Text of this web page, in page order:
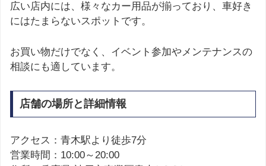
広い店内には、様々なカー用品が揃っており、車好き
にはたまらないスポットです。
お買い物だけでなく、イベント参加やメンテナンスの
相談にも適しています。
店舗の場所と詳細情報
アクセス：青木駅より徒歩7分
営業時間：10:00～20:00